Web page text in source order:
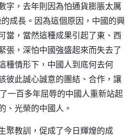
字，去年則因為怕通貨膨脹太厲
成長。因為這個原因，中國的興
當，當然這種成果引起了東、西
張，深怕中國強盛起來而失去了
種情形下，中國人到底何去何
彼此誠心誠意的團結、合作，讓
一百多年屈辱的中國人重新站起
、光榮的中國人。
聚教訓，促成了今日輝煌的成